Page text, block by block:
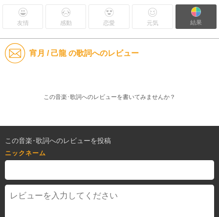
友情 感動 恋愛 元気 結果
宵月 / 己龍 の歌詞へのレビュー
この音楽･歌詞へのレビューを書いてみませんか？
この音楽･歌詞へのレビューを投稿
ニックネーム